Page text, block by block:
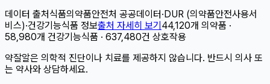
데이터 출처 식품의약품안전처 공공데이터 · DUR (의약품안전사용서
비스)·건강기능식품 정보출처 자세히 보기 44,120개 의약품 ·
58,980개 건강기능식품 · 637,480건 상호작용
약잘알은 의학적 진단이나 치료를 제공하지 않습니다. 반드시 의사 또
는 약사와 상담하세요.